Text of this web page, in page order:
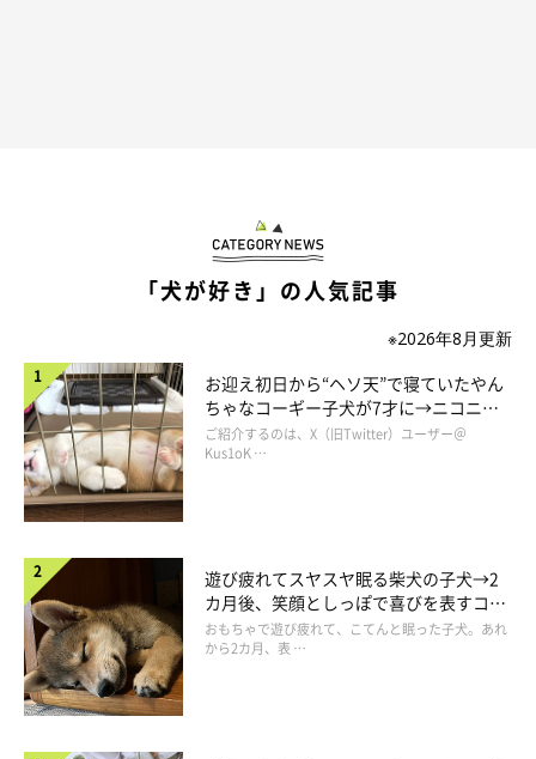
よ」と、声を掛けると掻くのをやめるマロたん。かゆいのを我慢
するのってつらいでしょうに。掻き壊すのは良くないけれど、も
「犬が好き」の人気記事
※2026年8月更新
お迎え初日から“ヘソ天”で寝ていたやん
ちゃなコーギー子犬が7才に→ニコニ
コ“コーギースマイル”が魅力のコに成
長！
ご紹介するのは、X（旧Twitter）ユーザー＠
Kus1oK …
遊び疲れてスヤスヤ眠る柴犬の子犬→2
カ月後、笑顔としっぽで喜びを表すコに
成長！
おもちゃで遊び疲れて、こてんと眠った子犬。あれ
から2カ月、表 …